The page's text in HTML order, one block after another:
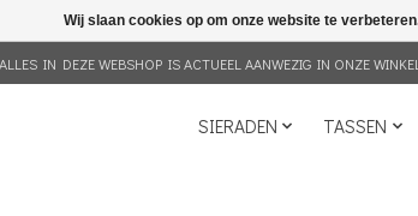
IN DEZE WEBSHOP IS ACTUEEL AANWEZIG IN ONZE
SIERADEN TASSEN
Wij slaan cookies op om onze website te